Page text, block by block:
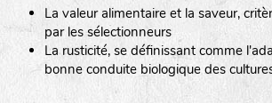
La valeur alimentaire et la saveur,
par les sélectionneurs
La rusticité, se définissant comme
bonne conduite biologique des
LA BOITE A GRAINES (LBAG)
Plantes aromatiques